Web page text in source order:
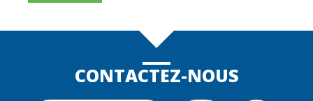
CONTACTEZ-NOUS